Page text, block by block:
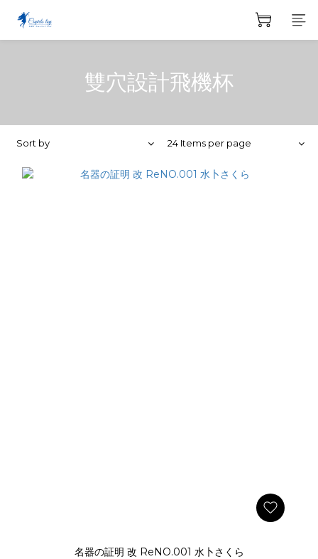
雙穴設計飛機杯
Sort by 24 Items per page
名器の証明 改 ReNO.001 水卜さくら